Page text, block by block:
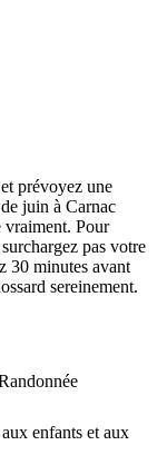
prévoyez une
juin à Carnac
vraiment. Pour
pas votre
30 minutes avant
sereinement.
enfants et aux